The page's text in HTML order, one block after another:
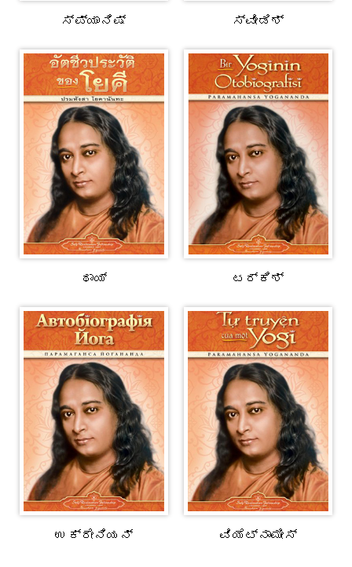
ಸ್ಪ್ಯಾನಿಷ್ ಸ್ವೀಡಿಶ್
ಥಾಯ್‌ ಟರ್ಕಿಶ್
ಉಕ್ರೇನಿಯನ್ ವಿಯೆಟ್ನಾಮೀಸ್